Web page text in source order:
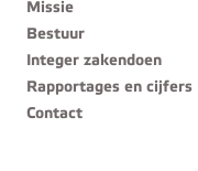
Missie
Bestuur
Integer zakendoen
Rapportages en cijfers
Contact